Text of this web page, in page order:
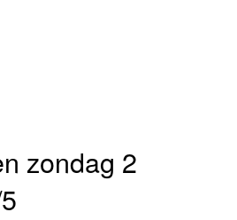
zondag 2